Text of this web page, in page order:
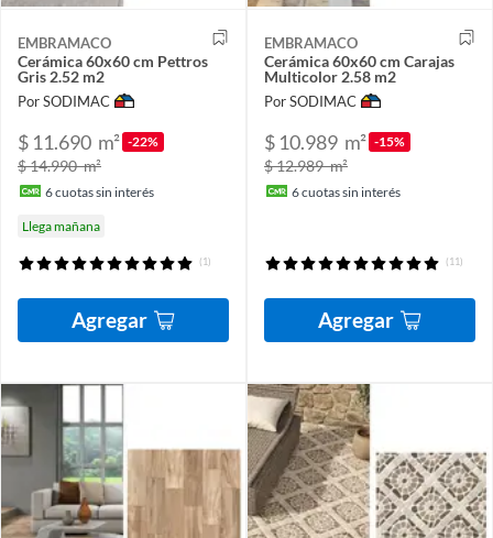
EMBRAMACO
Cerámica 60x60 cm Pettros
Gris 2.52 m2
Por SODIMAC
$ 11.690 m² -22%
$ 14.990m²
6cuotas sin interés
Llega mañana
(1)
Agregar
EMBRAMACO
Cerámica 60x60 cm Carajas
Multicolor 2.58 m2
Por SODIMAC
$ 10.989 m² -15%
$ 12.989m²
6cuotas sin interés
(11)
Agregar